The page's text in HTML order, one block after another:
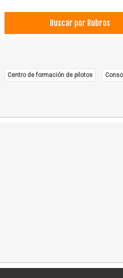
Buscar por Rubros
Centro de formación de pilotos